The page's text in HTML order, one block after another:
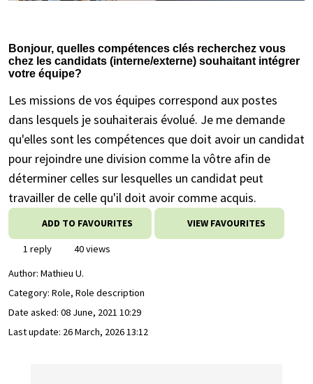
Bonjour, quelles compétences clés recherchez vous
chez les candidats (interne/externe) souhaitant intégrer
votre équipe?
Les missions de vos équipes correspond aux postes
dans lesquels je souhaiterais évolué. Je me demande
qu'elles sont les compétences que doit avoir un candidat
pour rejoindre une division comme la vôtre afin de
déterminer celles sur lesquelles un candidat peut
travailler de celle qu'il doit avoir comme acquis.
ADD TO FAVOURITES VIEW FAVOURITES
1 reply
40 views
Author: Mathieu U.
Category: Role, Role description
Date asked: 08 June, 2021 10:29
Last update: 26 March, 2026 13:12